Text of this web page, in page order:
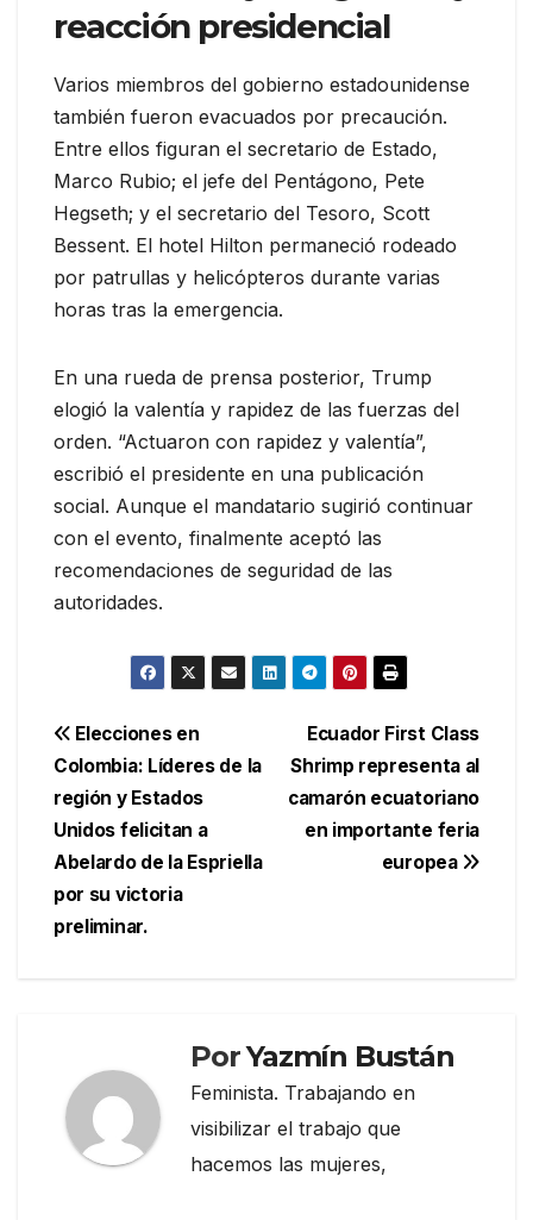
reacción presidencial
Varios miembros del gobierno estadounidense
también fueron evacuados por precaución.
Entre ellos figuran el secretario de Estado,
Marco Rubio; el jefe del Pentágono, Pete
Hegseth; y el secretario del Tesoro, Scott
Bessent. El hotel Hilton permaneció rodeado
por patrullas y helicópteros durante varias
horas tras la emergencia.
En una rueda de prensa posterior, Trump
elogió la valentía y rapidez de las fuerzas del
orden. “Actuaron con rapidez y valentía”,
escribió el presidente en una publicación
social. Aunque el mandatario sugirió continuar
con el evento, finalmente aceptó las
recomendaciones de seguridad de las
autoridades.
Navegación
de
entradas
Ecuador First Class
Shrimp representa al
camarón ecuatoriano
en importante feria
europea
Elecciones en
Colombia: Líderes de la
región y Estados
Unidos felicitan a
Abelardo de la Espriella
por su victoria
preliminar.
PorYazmín Bustán
Feminista. Trabajando en
visibilizar el trabajo que
hacemos las mujeres,